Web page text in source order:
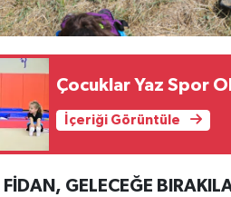
Çocuklar Yaz
İçeriği Görüntüle
GELECEĞE